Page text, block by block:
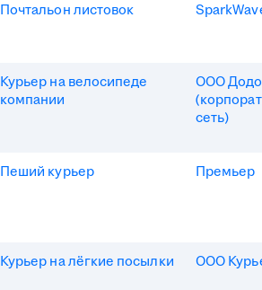
Почтальон листовок
Курьер на велосипеде
компании
ООО
сеть)
Пеший курьер Премьер
Курьер на лёгкие посылки ООО